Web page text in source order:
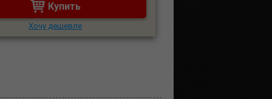
Купить
Хочу дешевле